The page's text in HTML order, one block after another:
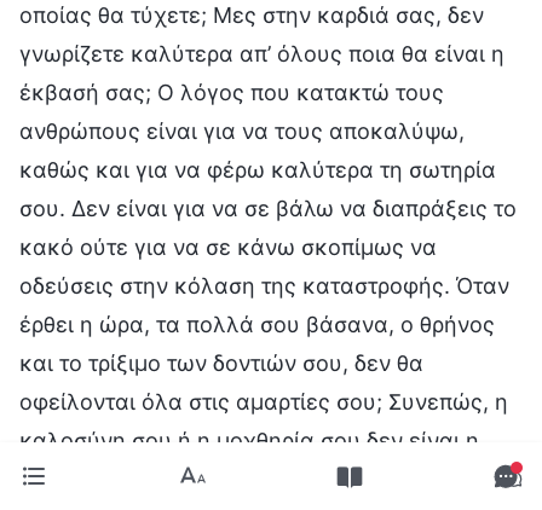
οποίας θα τύχετε; Μες στην καρδιά σας, δεν
γνωρίζετε καλύτερα απ’ όλους ποια θα είναι η
έκβασή σας; Ο λόγος που κατακτώ τους
ανθρώπους είναι για να τους αποκαλύψω,
καθώς και για να φέρω καλύτερα τη σωτηρία
σου. Δεν είναι για να σε βάλω να διαπράξεις το
κακό ούτε για να σε κάνω σκοπίμως να
οδεύσεις στην κόλαση της καταστροφής. Όταν
έρθει η ώρα, τα πολλά σου βάσανα, ο θρήνος
και το τρίξιμο των δοντιών σου, δεν θα
οφείλονται όλα στις αμαρτίες σου; Συνεπώς, η
καλοσύνη σου ή η μοχθηρία σου δεν είναι η
καλύτερη κρίση για σένα; Δεν είναι αυτή η